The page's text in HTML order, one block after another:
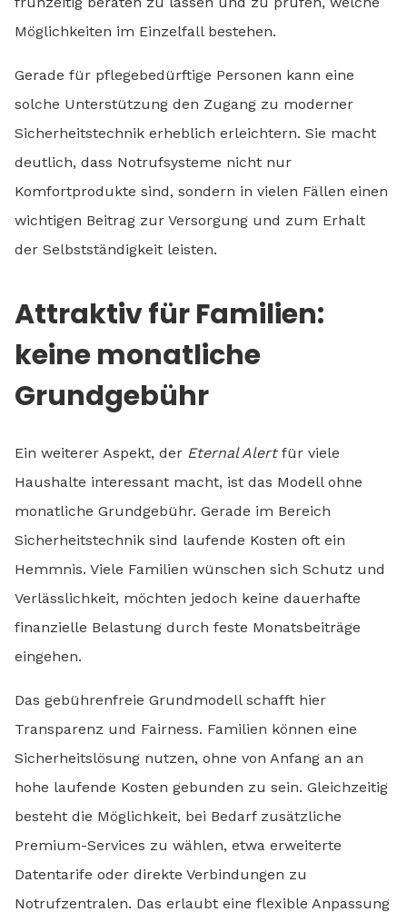
Möglichkeiten im Einzelfall bestehen.
Gerade für pflegebedürftige Personen kann eine
solche Unterstützung den Zugang zu moderner
Sicherheitstechnik erheblich erleichtern. Sie macht
deutlich, dass Notrufsysteme nicht nur
Komfortprodukte sind, sondern in vielen Fällen einen
wichtigen Beitrag zur Versorgung und zum Erhalt
der Selbstständigkeit leisten.
Attraktiv für Familien:
keine monatliche
Grundgebühr
Ein weiterer Aspekt, der Eternal Alertfür viele
Haushalte interessant macht, ist das Modell ohne
monatliche Grundgebühr. Gerade im Bereich
Sicherheitstechnik sind laufende Kosten oft ein
Hemmnis. Viele Familien wünschen sich Schutz und
Verlässlichkeit, möchten jedoch keine dauerhafte
finanzielle Belastung durch feste Monatsbeiträge
eingehen.
Das gebührenfreie Grundmodell schafft hier
Transparenz und Fairness. Familien können eine
Sicherheitslösung nutzen, ohne von Anfang an an
hohe laufende Kosten gebunden zu sein. Gleichzeitig
besteht die Möglichkeit, bei Bedarf zusätzliche
Premium-Services zu wählen, etwa erweiterte
Datentarife oder direkte Verbindungen zu
Notrufzentralen. Das erlaubt eine flexible Anpassung